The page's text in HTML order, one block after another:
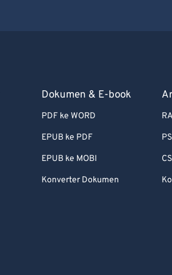
Dokumen & E-book
PDF ke WORD
EPUB ke PDF
EPUB ke MOBI
Konverter Dokumen